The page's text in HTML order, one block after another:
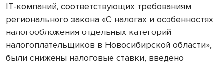
IT-компаний, соответствующих требованиям
регионального закона «О налогах и особенностях
налогообложения отдельных категорий
налогоплательщиков в Новосибирской области»,
были снижены налоговые ставки, введено